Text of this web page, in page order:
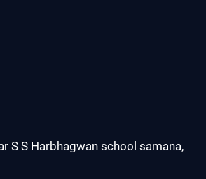
S S Harbhagwan school samana,